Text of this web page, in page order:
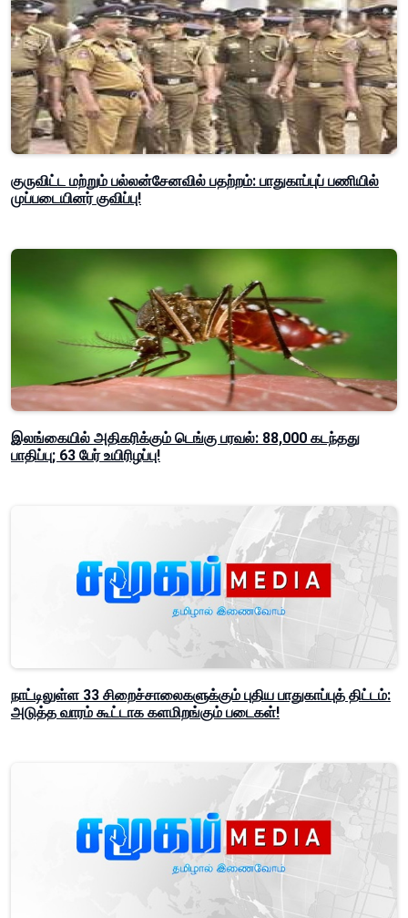
குருவிட்ட மற்றும் பல்லன்சேனவில் பதற்றம்: பாதுகாப்புப் பணியில்
முப்படையினர் குவிப்பு!
இலங்கையில் அதிகரிக்கும் டெங்கு பரவல்: 88,000 கடந்தது
பாதிப்பு; 63 பேர் உயிரிழப்பு!
நாட்டிலுள்ள 33 சிறைச்சாலைகளுக்கும் புதிய பாதுகாப்புத் திட்டம்:
அடுத்த வாரம் கூட்டாக களமிறங்கும் படைகள்!